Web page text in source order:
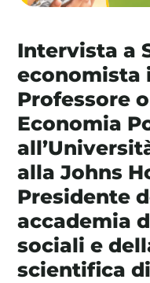
Area Soci|Aderisci
Intervista a
economista
Professore
Economia
alla Johns
Presidente
accademia
sociali e
scientifica di